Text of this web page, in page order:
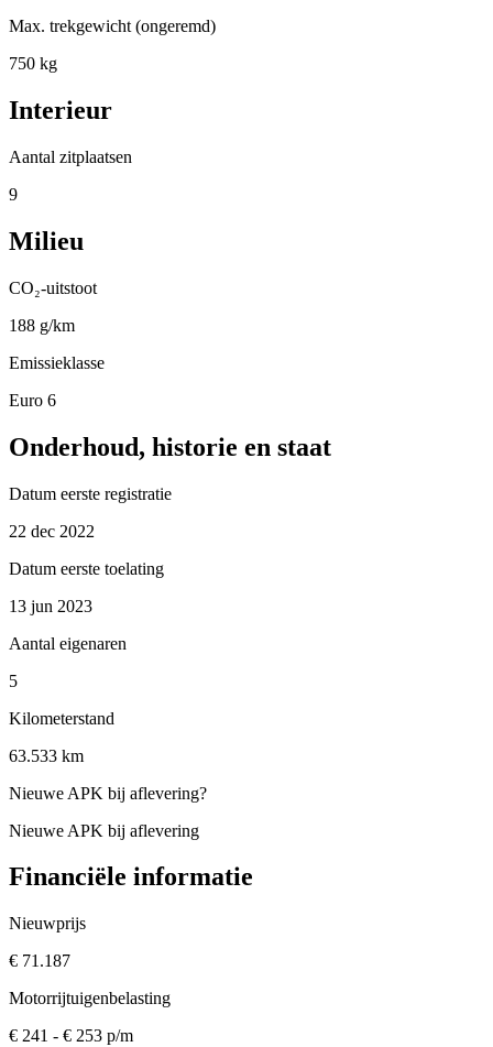
Max. trekgewicht (ongeremd)
750 kg
Interieur
Aantal zitplaatsen
9
Milieu
CO₂-uitstoot
188 g/km
Emissieklasse
Euro 6
Onderhoud, historie en staat
Datum eerste registratie
22 dec 2022
Datum eerste toelating
13 jun 2023
Aantal eigenaren
5
Kilometerstand
63.533 km
Nieuwe APK bij aflevering?
Nieuwe APK bij aflevering
Financiële informatie
Nieuwprijs
€ 71.187
Motorrijtuigenbelasting
€ 241 - € 253 p/m